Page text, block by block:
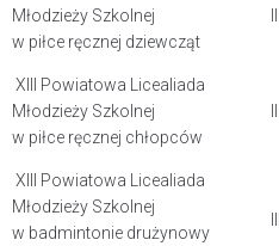
Młodzieży Szkolnej
w piłce ręcznej dziewcząt
XIII Powiatowa Licealiada
Młodzieży Szkolnej
w piłce ręcznej chłopców
XIII Powiatowa Licealiada
Młodzieży Szkolnej
w badmintonie drużynowy